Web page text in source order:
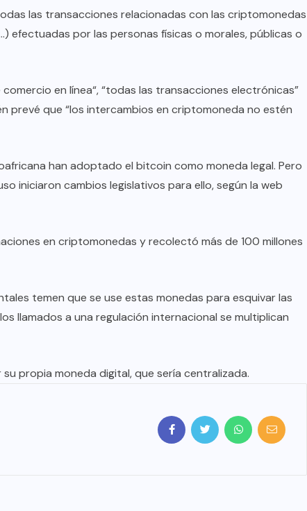
las transacciones relacionadas con las criptomonedas
efectuadas por las personas físicas o morales, públicas o
en línea“, “todas las transacciones electrónicas”
prevé que “los intercambios en criptomoneda no estén
han adoptado el bitcoin como moneda legal. Pero
iniciaron cambios legislativos para ello, según la web
en criptomonedas y recolectó más de 100 millones
temen que se use estas monedas para esquivar las
llamados a una regulación internacional se multiplican
propia moneda digital, que sería centralizada.